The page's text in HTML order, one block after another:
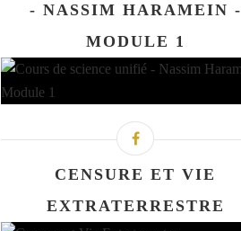
- NASSIM HARAMEIN -
MODULE 1
CENSURE ET VIE
EXTRATERRESTRE